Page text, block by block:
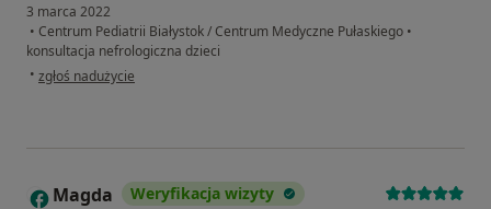
3 marca 2022
• Centrum Pediatrii Białystok / Centrum Medyczne Pułaskiego •
konsultacja nefrologiczna dzieci
• w opinii użytkownika PS
zgłoś nadużycie
M Magda Weryfikacja wizyty